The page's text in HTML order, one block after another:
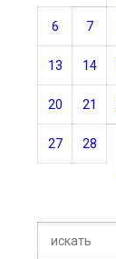
6 7
13 14
20 21
27 28